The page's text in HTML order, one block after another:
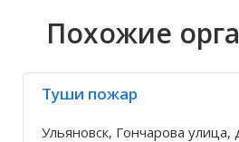
Похожие
Туши пожар
Ульяновск, Гончарова улица,